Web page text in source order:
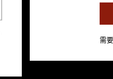
需